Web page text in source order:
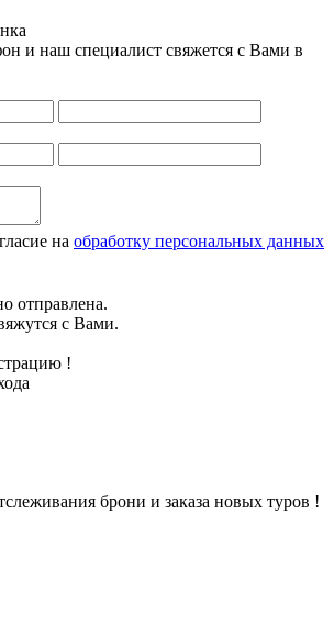
и наш специалист свяжется с Вами в
на обработку персональных данных
отправлена.
с Вами.
!
брони и заказа новых туров !